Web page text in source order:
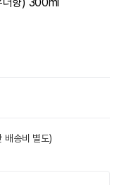
배송비 별도)